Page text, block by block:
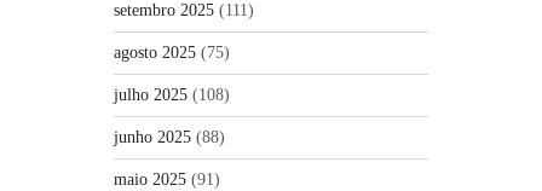
setembro 2025 (111)
agosto 2025 (75)
julho 2025 (108)
junho 2025 (88)
maio 2025 (91)